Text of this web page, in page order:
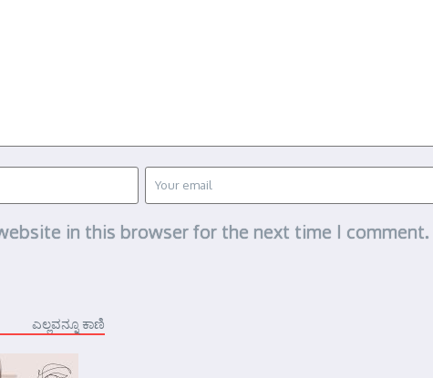
in this browser for the next time I comment.
ಎಲ್ಲವನ್ನೂ ಕಾಣಿ